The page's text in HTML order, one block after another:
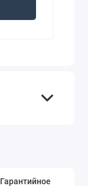
Гарантийное